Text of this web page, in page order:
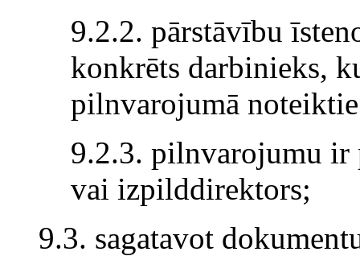
9.2.2. pārstāvību
konkrēts darbinieks,
pilnvarojumā
9.2.3. pilnvarojumu ir
vai izpilddirektors;
9.3. sagatavot